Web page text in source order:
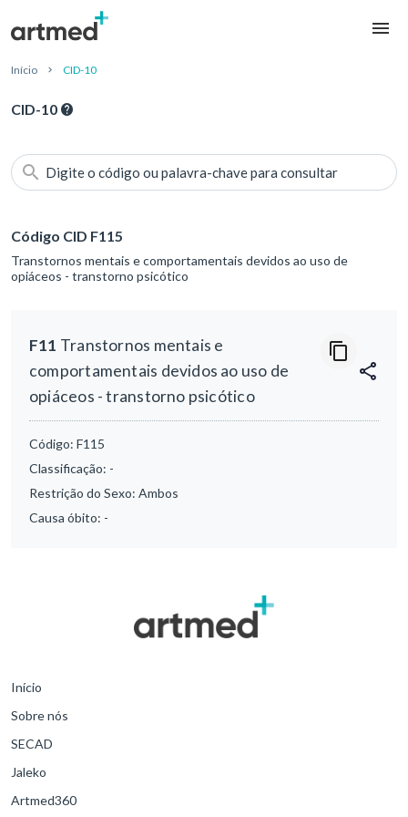
Início CID-10
CID-10
Digite o código ou palavra-chave para consultar
Código CID F115
Transtornos mentais e comportamentais devidos ao uso de
opiáceos - transtorno psicótico
F11 Transtornos mentais e
comportamentais devidos ao uso de
opiáceos - transtorno psicótico
Código: F115
Classificação: -
Restrição do Sexo: Ambos
Causa óbito: -
Início
Sobre nós
SECAD
Jaleko
Artmed360